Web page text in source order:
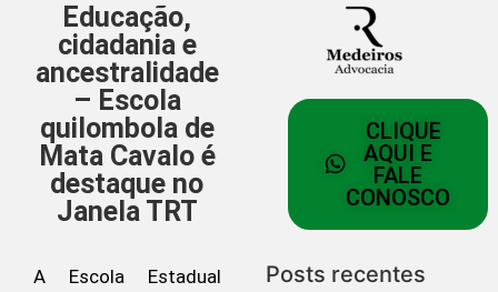
Educação,
cidadania e
ancestralidade
– Escola
quilombola de
Mata Cavalo é
destaque no
Janela TRT
A Escola Estadual
CLIQUE
AQUI E
FALE
CONOSCO
Posts recentes